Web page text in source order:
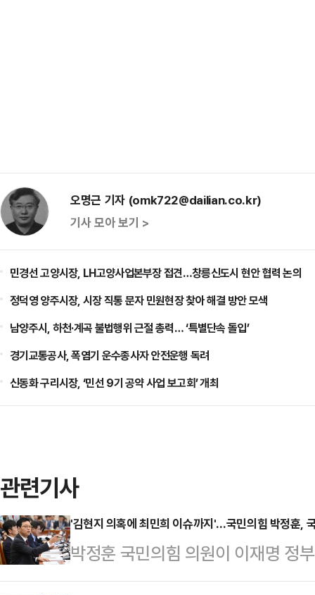
오명근 기자 (omk722@dailian.co.kr)
기사 모아 보기 >
민경선 고양시장, LH고양사업본부장 접견…창릉신도시 현안 협력 논의
정덕영 양주시장, 시장 직통 문자 민원현장 찾아 해결 방안 모색
남양주시, 하천·계곡 불법행위 근절 총력… ‘특별단속 돌입’
경기교통공사, 폭염기 운수종사자 안전운행 독려
신동화 구리시장, ‘민선 9기 공약 사업 보고회’ 개최
관련기사
'김현지 의혹에 최민희 이슈까지'…국민의힘 박정훈,
박정훈 국민의힘 의원이 이재명 정
보이고 있다. 이재명 정권의 실세로